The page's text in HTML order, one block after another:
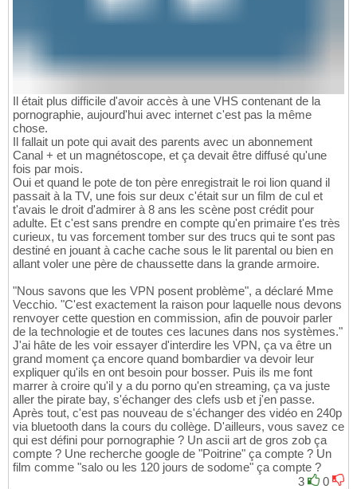
Il était plus difficile d'avoir accès à une VHS contenant de la
pornographie, aujourd'hui avec internet c'est pas la même
chose.
Il fallait un pote qui avait des parents avec un abonnement
Canal + et un magnétoscope, et ça devait être diffusé qu'une
fois par mois.
Oui et quand le pote de ton père enregistrait le roi lion quand il
passait à la TV, une fois sur deux c'était sur un film de cul et
t'avais le droit d'admirer à 8 ans les scène post crédit pour
adulte. Et c'est sans prendre en compte qu'en primaire t'es très
curieux, tu vas forcement tomber sur des trucs qui te sont pas
destiné en jouant à cache cache sous le lit parental ou bien en
allant voler une père de chaussette dans la grande armoire.
"Nous savons que les VPN posent problème", a déclaré Mme
Vecchio. "C'est exactement la raison pour laquelle nous devons
renvoyer cette question en commission, afin de pouvoir parler
de la technologie et de toutes ces lacunes dans nos systèmes."
J'ai hâte de les voir essayer d'interdire les VPN, ça va être un
grand moment ça encore quand bombardier va devoir leur
expliquer qu'ils en ont besoin pour bosser. Puis ils me font
marrer à croire qu'il y a du porno qu'en streaming, ça va juste
aller the pirate bay, s'échanger des clefs usb et j'en passe.
Après tout, c'est pas nouveau de s'échanger des vidéo en 240p
via bluetooth dans la cours du collège. D'ailleurs, vous savez ce
qui est défini pour pornographie ? Un ascii art de gros zob ça
compte ? Une recherche google de "Poitrine" ça compte ? Un
film comme "salo ou les 120 jours de sodome" ça compte ?
3
0